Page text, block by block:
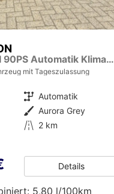
Trend 1.0 T-GDI 90PS Automatik Klimaautomatik Rückf.Kamera Parksensoren Sitzheizung Lenkradheizung Bluetooth Touchscreen Tempomat Apple CarPlay + Android Auto 16"LM
mit Tageszulassung
Getriebe Automatik
Außenfarbe Aurora Grey
Kilometerstand 2 km
Details
5,80 l/100km